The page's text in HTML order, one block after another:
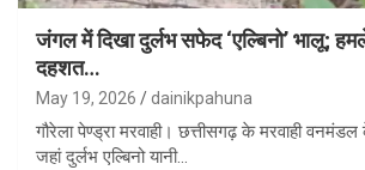
जंगल में दिखा दुर्लभ सफेद ‘एल्बिनो’ भालू;
दहशत…
May 19, 2026 dainikpahuna
गौरेला पेण्ड्रा मरवाही। छत्तीसगढ़ के मरवाही
जहां दुर्लभ एल्बिनो यानी…